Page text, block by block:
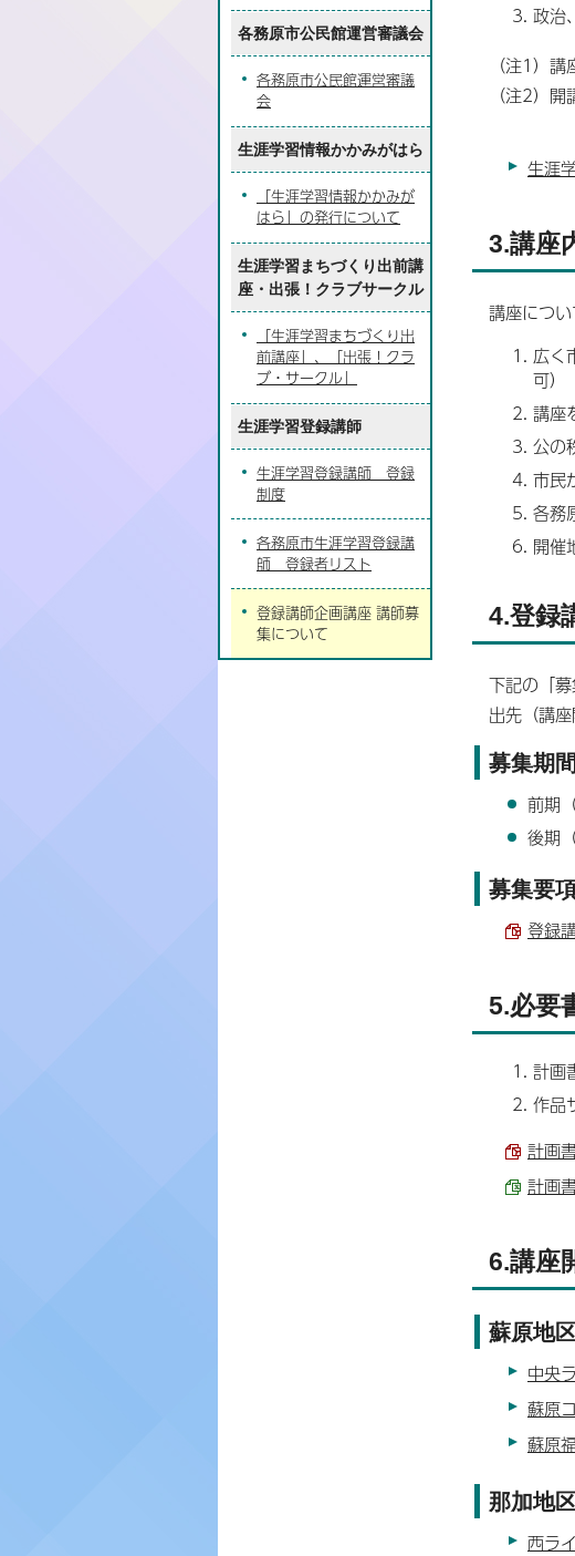
政治
（注1）
（注2）
生涯
3.講座
講座につ
広く
可）
講座
公の
市民
各務
開催
4.登録
下記の「
出先（講
募集期間
前期
後期
募集要
登録
5.必要
計画
作品
計画
計画
6.講座
蘇原地
中央
蘇原
蘇原
那加地
西ラ
各務原市公民館運営審議会
各務原市公民館運営審議
会
生涯学習情報かかみがはら
「生涯学習情報かかみが
はら」の発行について
生涯学習まちづくり出前講
座・出張！クラブサークル
「生涯学習まちづくり出
前講座」、「出張！クラ
ブ・サークル」
生涯学習登録講師
生涯学習登録講師 登録
制度
各務原市生涯学習登録講
師 登録者リスト
登録講師企画講座 講師募
集について